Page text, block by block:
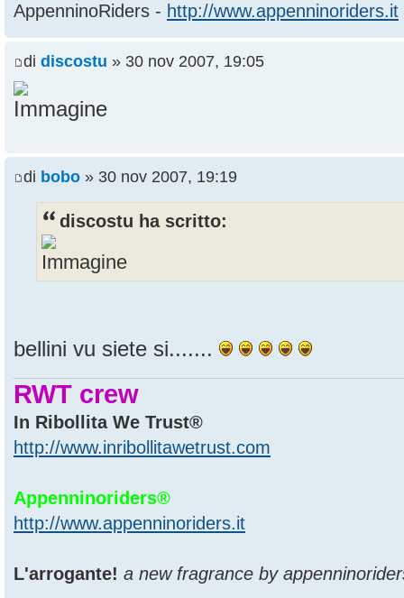
AppenninoRiders - http://www.appenninoriders.it
di discostu » 30 nov 2007, 19:05
di bobo » 30 nov 2007, 19:19
discostu ha scritto:
bellini vu siete si.......
RWT crew
In Ribollita We Trust®
http://www.inribollitawetrust.com
Appenninoriders®
http://www.appenninoriders.it
L'arrogante! a new fragrance by